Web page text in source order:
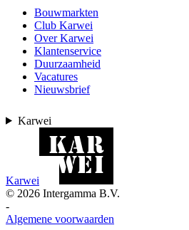
Bouwmarkten
Club Karwei
Over Karwei
Klantenservice
Duurzaamheid
Vacatures
Nieuwsbrief
Karwei
Karwei
© 2026 Intergamma B.V.
-
Algemene voorwaarden